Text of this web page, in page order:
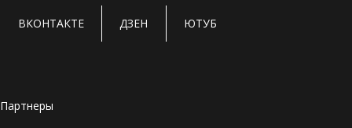
ВКОНТАКТЕ ДЗЕН ЮТУБ
Партнеры